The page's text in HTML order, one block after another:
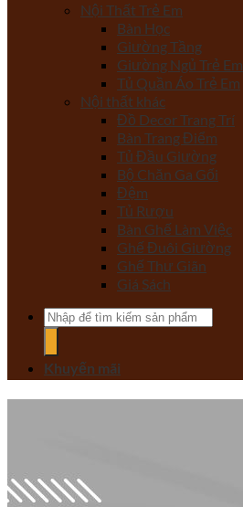
Nội Thất Trẻ Em
Bàn Học
Giường Tầng
Giường Ngủ Trẻ Em
Tủ Quần Áo Trẻ Em
Nội thất khác
Đồ Decor Trang Trí
Bàn Trang Điểm
Tủ Đầu Giường
Bộ Chăn Ga Gối
Đệm
Tủ Rượu
Bàn Ghế Làm Việc
Ghế Đuôi Giường
Ghế Thư Giãn
Giá Sách
Tìm
kiếm:
Khuyến mãi